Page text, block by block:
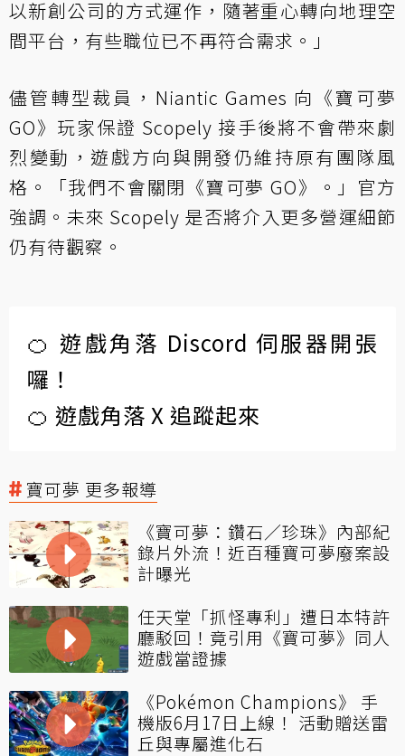
以新創公司的方式運作，隨著重心轉向地理空
間平台，有些職位已不再符合需求。」
儘管轉型裁員，Niantic Games 向《寶可夢
GO》玩家保證 Scopely 接手後將不會帶來劇
烈變動，遊戲方向與開發仍維持原有團隊風
格。「我們不會關閉《寶可夢 GO》。」官方
強調。未來 Scopely 是否將介入更多營運細節
仍有待觀察。
🍊 遊戲角落 Discord 伺服器開張
囉！
🍊 遊戲角落 X 追蹤起來
寶可夢 更多報導
《寶可夢：鑽石／珍珠》內部紀
錄片外流！近百種寶可夢廢案設
計曝光
任天堂「抓怪專利」遭日本特許
廳駁回！竟引用《寶可夢》同人
遊戲當證據
《Pokémon Champions》 手
機版6月17日上線！ 活動贈送雷
丘與專屬進化石